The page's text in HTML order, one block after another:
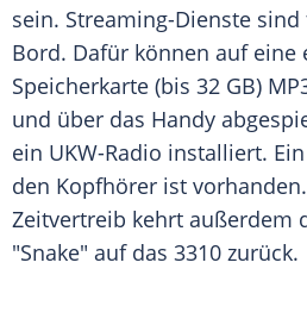
sein. Streaming-Dienste
Bord. Dafür können auf eine
Speicherkarte (bis 32 GB)
und über das Handy
ein UKW-Radio installiert.
den Kopfhörer ist
Zeitvertreib kehrt außerdem
"Snake" auf das 3310 zurück.